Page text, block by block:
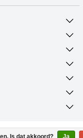
Is dat akkoord? Ja